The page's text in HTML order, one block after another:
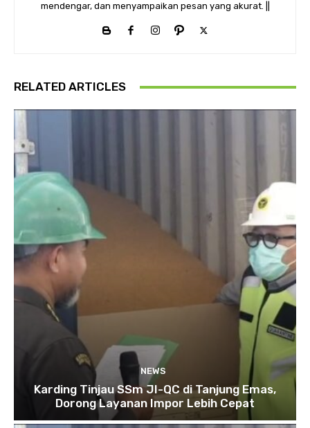
mendengar, dan menyampaikan pesan yang akurat. ||
RELATED ARTICLES
NEWS
Karding Tinjau SSm JI-QC di Tanjung Emas,
Dorong Layanan Impor Lebih Cepat